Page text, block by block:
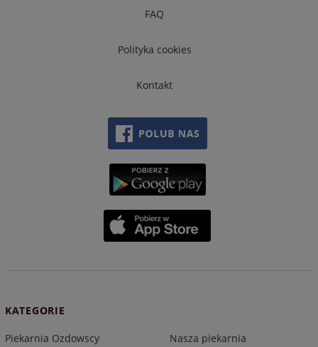
FAQ
Polityka cookies
Kontakt
KATEGORIE
Piekarnia Ozdowscy
Nasza piekarnia